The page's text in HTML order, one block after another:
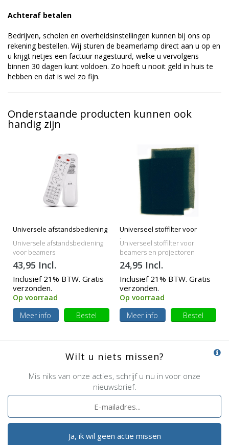
Achteraf betalen
Bedrijven, scholen en overheidsinstellingen kunnen bij ons op
rekening bestellen. Wij sturen de beamerlamp direct aan u op en
u krijgt netjes een factuur nagestuurd, welke u vervolgens
binnen 30 dagen kunt voldoen. Zo hoeft u nooit geld in huis te
hebben en dat is wel zo fijn.
Onderstaande producten kunnen ook
handig zijn
Universele afstandsbediening
Universele afstandsbediening
voor beamers
43,95 Incl.
Inclusief 21% BTW. Gratis
verzonden.
Op voorraad
Meer info
Bestel
Universeel stoffilter voor
beamers
Universeel stoffilter voor
beamers en projectoren
24,95 Incl.
Inclusief 21% BTW. Gratis
verzonden.
Op voorraad
Meer info
Bestel
Wilt u niets missen?
Mis niks van onze acties, schrijf u nu in voor onze
nieuwsbrief.
Ja, ik wil geen actie missen